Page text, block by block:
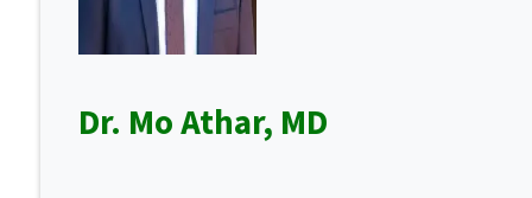
Dr. Mo Athar, MD